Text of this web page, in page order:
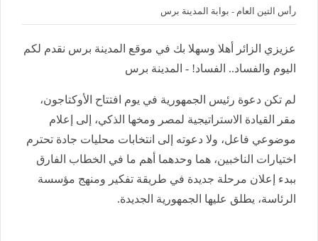
رأس التين العام - بوابة المدينة برس
عزيزي الزائر أهلا وسهلا بك في موقع المدينة برس نقدم لكم
اليوم والفساد.. الفساد! - المدينة برس
لم تكن دعوة رئيس الجمهورية في يوم افتتاح الأوكتاجون،
مقر القيادة الاستراتيجية لمصر ومخها الذكي، إلى إعلام
موضوعي فاعل، ولا دعوته إلى انتخابات محليات جادة تحترم
اختيارات الناخبين، هما وحدهما أهم ما في الخطاب الفارق
ببدء إعلان مرحلة جديدة في طريقة تفكير ومنهج مؤسسة
الرئاسة، يطلق عليها الجمهورية الجديدة.